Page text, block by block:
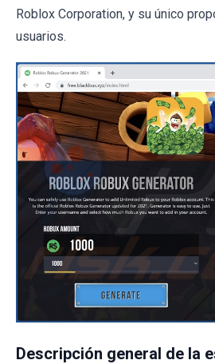
Roblox Corporation, y su único
usuarios.
Descripción general de la